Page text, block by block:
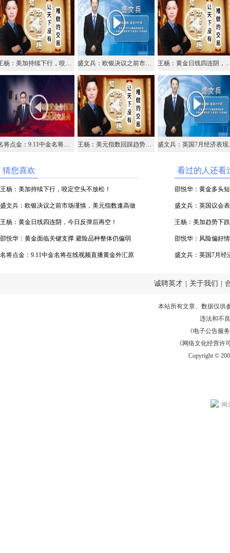
王杨：美加持续下行，咬定空头不放松！ 盛文兵：欧银决议之前市场谨慎，美元指数逢高做空 王杨：黄金日线四连阴
名将点金：9.11中金名将在线视频直播黄金外汇原油 王杨：美元指数回踩趋势线，98位置上干多看新高！ 盛文兵
猜您喜欢
王杨：美加持续下行，咬定空头不放松！
盛文兵：欧银决议之前市场谨慎，美元指数逢高做
空
王杨：黄金日线四连阴，今日反弹后再空！
邵悦华：黄金面临关键支撑 避险品种整体仍偏弱
名将点金：9.11中金名将在线视频直播黄金外汇原
看过的人还看
邵悦华：黄金多头
盛文兵：英国议会
1.2250区域支撑
王杨：美加趋势下
邵悦华：风险偏好
盛文兵：英国7月经
诚聘英才 关于我们
本站所有文章、数据仅供
违法和不
《电子公告服务
《网络文化经营许
Copyright ©
闽